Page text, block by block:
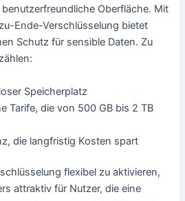
Oberfläche. Mit
Ende-Verschlüsselung bietet
Schutz für sensible Daten. Zu
Speicherplatz
Tarife, die von 500 GB bis 2 TB
die langfristig Kosten spart
flexibel zu aktivieren,
attraktiv für Nutzer, die eine